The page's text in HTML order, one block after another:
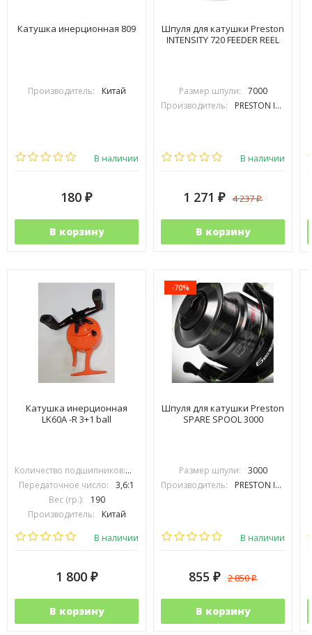
Катушка инерционная 809
Производитель: Китай
В наличии
180 ₽
В корзину
Шпуля для катушки Preston
INTENSITY 720 FEEDER REEL
Размер шпули:
7000
Производитель:
PRESTON INOVATIONS
В наличии
1 271 ₽ 4 237₽
В корзину
Катушка инерционная
LK60A -R 3+1 ball
Количество подшипников:
Передаточное число:
3,6:1
Вес (гр.):
190
Производитель:
Китай
В наличии
1 800 ₽
В корзину
-70%
Шпуля для катушки Preston
SPARE SPOOL 3000
Размер шпули:
3000
Производитель:
PRESTON INOVATIONS
В наличии
855 ₽ 2 850₽
В корзину